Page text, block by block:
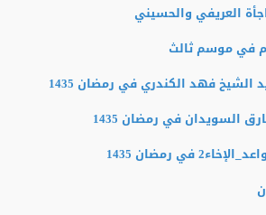
العريفي والحسيني
في موسم ثالث
فهد الكندري في رمضان 1435
في رمضان 1435